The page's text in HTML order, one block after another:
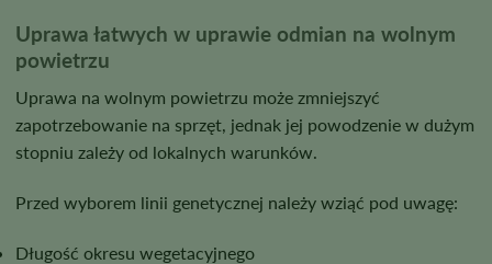
Uprawa łatwych w uprawie odmian na wolnym
powietrzu
Uprawa na wolnym powietrzu może zmniejszyć
zapotrzebowanie na sprzęt, jednak jej powodzenie w dużym
stopniu zależy od lokalnych warunków.
Przed wyborem linii genetycznej należy wziąć pod uwagę:
Długość okresu wegetacyjnego